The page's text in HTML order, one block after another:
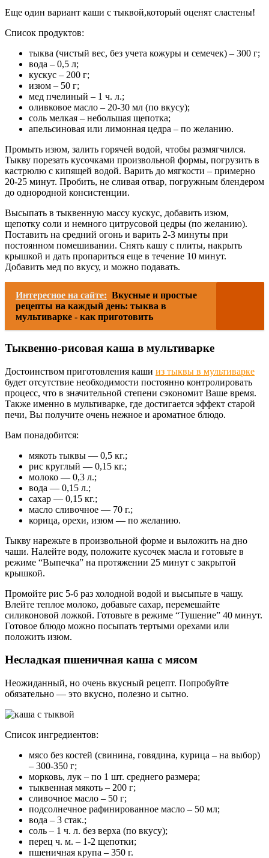
Еще один вариант каши с тыквой,который оценят сластены!
Список продуктов:
тыква (чистый вес, без учета кожуры и семечек) – 300 г;
вода – 0,5 л;
кускус – 200 г;
изюм – 50 г;
мед пчелиный – 1 ч. л.;
оливковое масло – 20-30 мл (по вкусу);
соль мелкая – небольшая щепотка;
апельсиновая или лимонная цедра – по желанию.
Промыть изюм, залить горячей водой, чтобы размягчился.
Тыкву порезать кусочками произвольной формы, погрузить в
кастрюлю с кипящей водой. Варить до мягкости – примерно
20-25 минут. Пробить, не сливая отвар, погружным блендером
до однородной консистенции.
Высыпать в тыквенную массу кускус, добавить изюм,
щепотку соли и немного цитрусовой цедры (по желанию).
Поставить на средний огонь и варить 2-3 минуты при
постоянном помешивании. Снять кашу с плиты, накрыть
крышкой и дать пропариться еще в течение 10 минут.
Добавить мед по вкусу, и можно подавать.
Интересное на сайте: Вкусные и простые
рецепты на каждый день: тыква в
мультиварке - как приготовить
Тыквенно-рисовая каша в мультиварке
Достоинством приготовления каши из тыквы в мультиварке
будет отсутствие необходимости постоянно контролировать
процесс, что в значительной степени сэкономит Ваше время.
Также именно в мультиварке, где достигается эффект старой
печи, Вы получите очень нежное и ароматное блюдо.
Вам понадобится:
мякоть тыквы — 0,5 кг.;
рис круглый — 0,15 кг.;
молоко — 0,3 л.;
вода — 0,15 л.;
сахар — 0,15 кг.;
масло сливочное — 70 г.;
корица, орехи, изюм — по желанию.
Тыкву нарежьте в произвольной форме и выложить на дно
чаши. Налейте воду, положите кусочек масла и готовьте в
режиме “Выпечка” на протяжении 25 минут с закрытой
крышкой.
Промойте рис 5-6 раз холодной водой и высыпьте в чашу.
Влейте теплое молоко, добавьте сахар, перемешайте
силиконовой ложкой. Готовьте в режиме “Тушение” 40 минут.
Готовое блюдо можно посыпать тертыми орехами или
положить изюм.
Несладкая пшеничная каша с мясом
Неожиданный, но очень вкусный рецепт. Попробуйте
обязательно — это вкусно, полезно и сытно.
Список ингредиентов:
мясо без костей (свинина, говядина, курица – на выбор)
– 300-350 г;
морковь, лук – по 1 шт. среднего размера;
тыквенная мякоть – 200 г;
сливочное масло – 50 г;
подсолнечное рафинированное масло – 50 мл;
вода – 3 стак.;
соль – 1 ч. л. без верха (по вкусу);
перец ч. м. – 1-2 щепотки;
пшеничная крупа – 350 г.